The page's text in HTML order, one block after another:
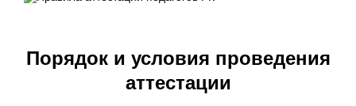
Порядок и условия проведения
аттестации